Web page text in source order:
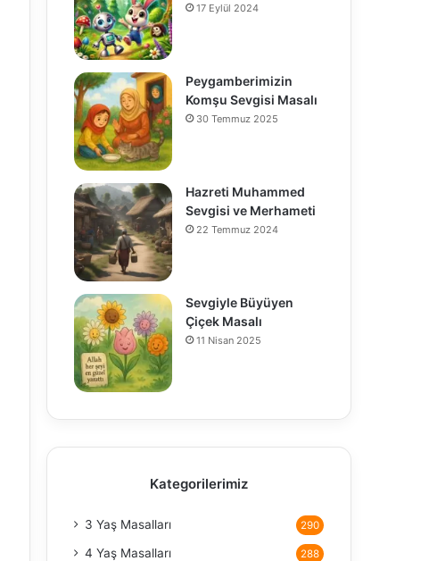
17 Eylül 2024
Peygamberimizin
Komşu Sevgisi Masalı
30 Temmuz 2025
Hazreti Muhammed
Sevgisi ve Merhameti
22 Temmuz 2024
Sevgiyle Büyüyen
Çiçek Masalı
11 Nisan 2025
Kategorilerimiz
3 Yaş Masalları 290
4 Yaş Masalları 288